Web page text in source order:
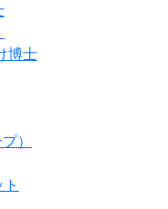
博士
）